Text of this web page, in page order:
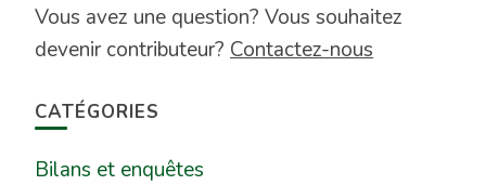
Vous avez une question? Vous souhaitez
devenir contributeur? Contactez-nous
CATÉGORIES
Bilans et enquêtes